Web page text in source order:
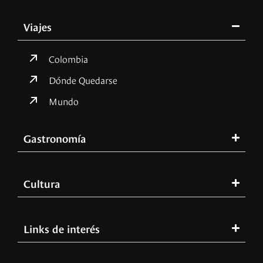
Viajes
Colombia
Dónde Quedarse
Mundo
Gastronomía
Cultura
Links de interés